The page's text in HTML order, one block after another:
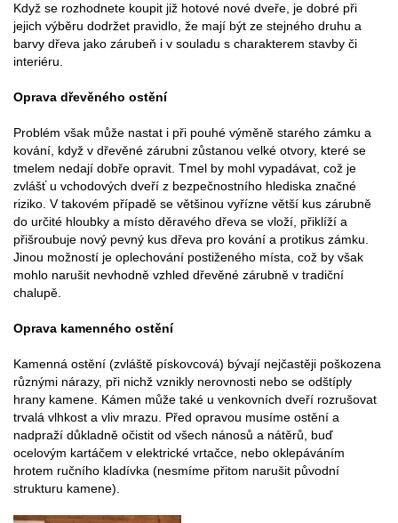
Když se rozhodnete koupit již hotové nové dveře, je dobré při
jejich výběru dodržet pravidlo, že mají být ze stejného druhu a
barvy dřeva jako zárubeň i v souladu s charakterem stavby či
interiéru.
Oprava dřevěného ostění
Problém však může nastat i při pouhé výměně starého zámku a
kování, když v dřevěné zárubni zůstanou velké otvory, které se
tmelem nedají dobře opravit. Tmel by mohl vypadávat, což je
zvlášť u vchodových dveří z bezpečnostního hlediska značné
riziko. V takovém případě se většinou vyřízne větší kus zárubně
do určité hloubky a místo děravého dřeva se vloží, přiklíží a
přišroubuje nový pevný kus dřeva pro kování a protikus zámku.
Jinou možností je oplechování postiženého místa, což by však
mohlo narušit nevhodně vzhled dřevěné zárubně v tradiční
chalupě.
Oprava kamenného ostění
Kamenná ostění (zvláště pískovcová) bývají nejčastěji poškozena
různými nárazy, při nichž vznikly nerovnosti nebo se odštíply
hrany kamene. Kámen může také u venkovních dveří rozrušovat
trvalá vlhkost a vliv mrazu. Před opravou musíme ostění a
nadpraží důkladně očistit od všech nánosů a nátěrů, buď
ocelovým kartáčem v elektrické vrtačce, nebo oklepáváním
hrotem ručního kladívka (nesmíme přitom narušit původní
strukturu kamene).